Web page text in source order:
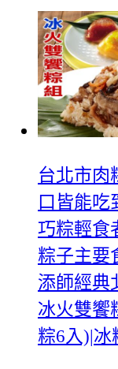
台北市肉
口皆能吃
巧粽輕食
粽子主要
添師經典
冰火雙饗
粽6入)|冰